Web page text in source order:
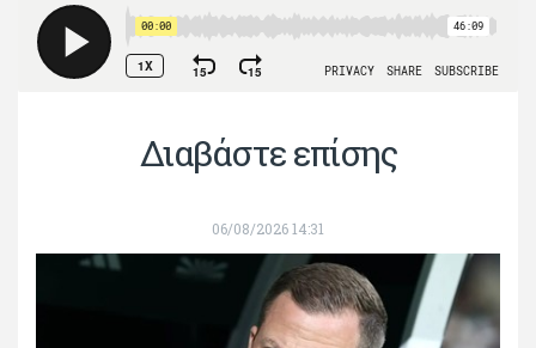
Διαβάστε επίσης
06/08/2026 14:31